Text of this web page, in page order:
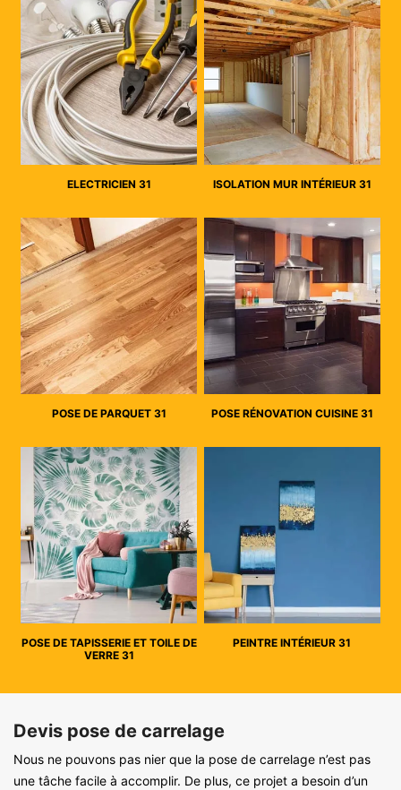
ELECTRICIEN 31 ISOLATION MUR INTÉRIEUR 31
POSE DE PARQUET 31 POSE RÉNOVATION CUISINE 31
POSE DE TAPISSERIE ET TOILE DE
VERRE 31
PEINTRE INTÉRIEUR 31
Devis pose de carrelage
Nous ne pouvons pas nier que la pose de carrelage n’est pas
une tâche facile à accomplir. De plus, ce projet a besoin d’un